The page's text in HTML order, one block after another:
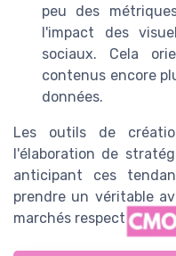
peu des
l'impact des
sociaux. Cela
contenus encore
données.
Les outils de
l'élaboration de
anticipant ces
prendre un véritable
marchés respectifs.